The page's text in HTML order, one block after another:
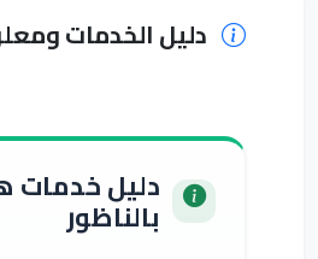
دليل الخدمات
دليل خدمات
بالناظور